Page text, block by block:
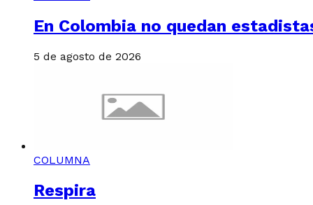
En Colombia no quedan
5 de agosto de 2026
COLUMNA
Respira